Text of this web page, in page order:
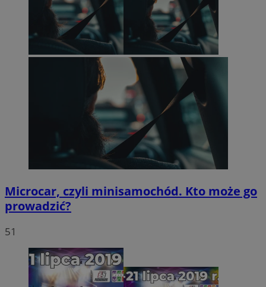
Microcar, czyli minisamochód. Kto może go
prowadzić?
51